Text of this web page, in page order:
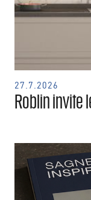
27.7.2026
Roblin invite